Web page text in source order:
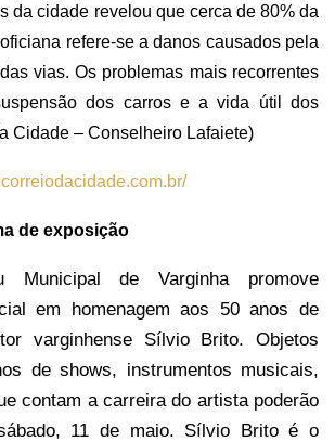
da cidade revelou que cerca de 80% da
refere-se a danos causados pela
vias. Os problemas mais recorrentes
dos carros e a vida útil dos
Cidade – Conselheiro Lafaiete)
de exposição
Municipal de Varginha promove
em homenagem aos 50 anos de
varginhense Sílvio Brito. Objetos
de shows, instrumentos musicais,
contam a carreira do artista poderão
11 de maio. Sílvio Brito é o